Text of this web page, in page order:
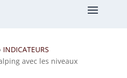
INDICATEURS
avec les niveaux